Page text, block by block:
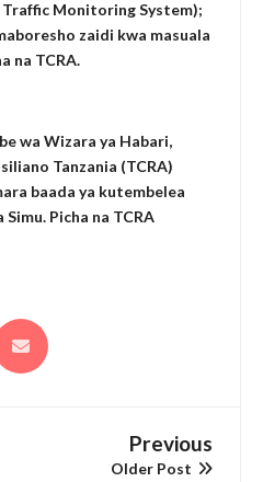
Traffic Monitoring System);
zaidi kwa masuala
na TCRA.
wa Wizara ya Habari,
Tanzania (TCRA)
baada ya kutembelea
Picha na TCRA
Previous
Older Post